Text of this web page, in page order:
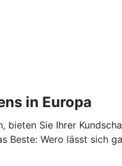
in Europa
Sie Ihrer
Beste: Wero lässt sich